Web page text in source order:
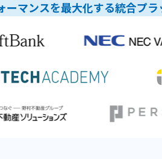
ーマンスを最大化する統合プラ